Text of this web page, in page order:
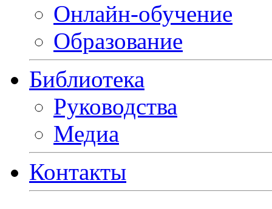
Онлайн-обучение
Образование
Библиотека
Руководства
Медиа
Контакты